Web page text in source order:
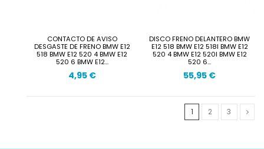
CONTACTO DE AVISO
DESGASTE DE FRENO BMW E12
518 BMW E12 520 4 BMW E12
520 6 BMW E12...
4,95 €
DISCO FRENO DELANTERO BMW
E12 518 BMW E12 518I BMW E12
520 4 BMW E12 520I BMW E12
520 6...
55,95 €
1 2 3